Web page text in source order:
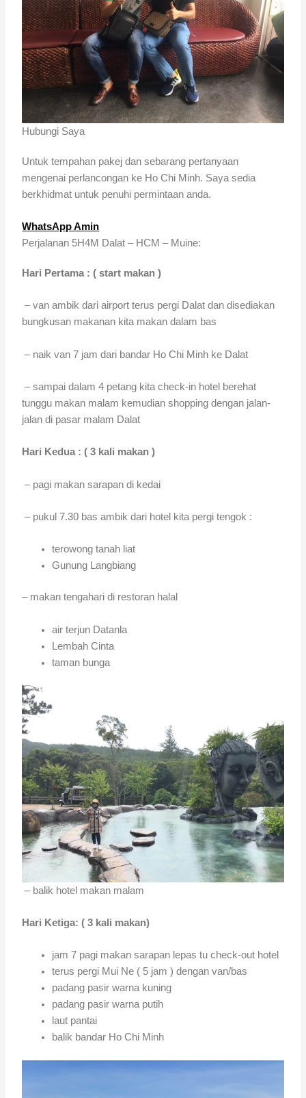
Hubungi Saya
Untuk tempahan pakej dan sebarang pertanyaan
mengenai perlancongan ke Ho Chi Minh. Saya sedia
berkhidmat untuk penuhi permintaan anda.
WhatsApp Amin
Perjalanan 5H4M Dalat – HCM – Muine:
Hari Pertama : ( start makan )
– van ambik dari airport terus pergi Dalat dan disediakan
bungkusan makanan kita makan dalam bas
– naik van 7 jam dari bandar Ho Chi Minh ke Dalat
– sampai dalam 4 petang kita check-in hotel berehat
tunggu makan malam kemudian shopping dengan jalan-
jalan di pasar malam Dalat
Hari Kedua : ( 3 kali makan )
– pagi makan sarapan di kedai
– pukul 7.30 bas ambik dari hotel kita pergi tengok :
terowong tanah liat
Gunung Langbiang
– makan tengahari di restoran halal
air terjun Datanla
Lembah Cinta
taman bunga
– balik hotel makan malam
Hari Ketiga: ( 3 kali makan)
jam 7 pagi makan sarapan lepas tu check-out hotel
terus pergi Mui Ne ( 5 jam ) dengan van/bas
padang pasir warna kuning
padang pasir warna putih
laut pantai
balik bandar Ho Chi Minh